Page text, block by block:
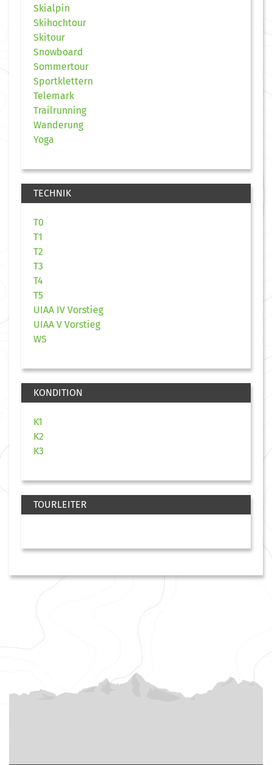
Skialpin
Skihochtour
Skitour
Snowboard
Sommertour
Sportklettern
Telemark
Trailrunning
Wanderung
Yoga
TECHNIK
T0
T1
T2
T3
T4
T5
UIAA IV Vorstieg
UIAA V Vorstieg
WS
KONDITION
K1
K2
K3
TOURLEITER